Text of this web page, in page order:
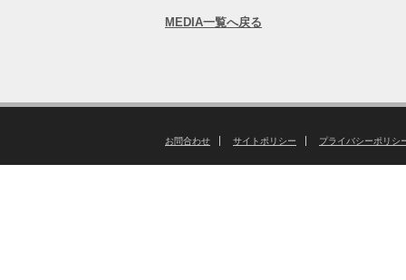
MEDIA一覧へ戻る
お問合わせ サイトポリシー プライバシーポリシ